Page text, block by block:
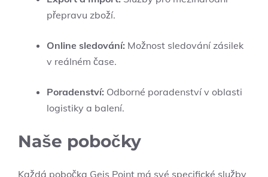
přepravu zboží.
Online sledování: Možnost sledování zásilek
v reálném čase.
Poradenství: Odborné poradenství v oblasti
logistiky a balení.
Naše pobočky
Každá pobočka Geis Point má své specifické služby